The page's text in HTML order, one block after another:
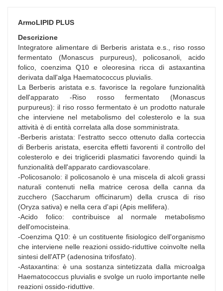
ArmoLIPID PLUS
Descrizione
Integratore alimentare di Berberis aristata e.s., riso rosso
fermentato (Monascus purpureus), policosanoli, acido
folico, coenzima Q10 e oleoresina ricca di astaxantina
derivata dall'alga Haematococcus pluvialis.
La Berberis aristata e.s. favorisce la regolare funzionalità
dell'apparato -Riso rosso fermentato (Monascus
purpureus): il riso rosso fermentato è un prodotto naturale
che interviene nel metabolismo del colesterolo e la sua
attività è di entità correlata alla dose somministrata.
-Berberis aristata: l'estratto secco ottenuto dalla corteccia
di Berberis aristata, esercita effetti favorenti il controllo del
colesterolo e dei trigliceridi plasmatici favorendo quindi la
funzionalità dell'apparato cardiovascolare.
-Policosanolo: il policosanolo è una miscela di alcoli grassi
naturali contenuti nella matrice cerosa della canna da
zucchero (Saccharum officinarum) della crusca di riso
(Oryza sativa) e nella cera d'api (Apis mellifera).
-Acido folico: contribuisce al normale metabolismo
dell'omocisteina.
-Coenzima Q10: è un costituente fisiologico dell'organismo
che interviene nelle reazioni ossido-riduttive coinvolte nella
sintesi dell'ATP (adenosina trifosfato).
-Astaxantina: è una sostanza sintetizzata dalla microalga
Haematococcus pluvialis e svolge un ruolo importante nelle
reazioni ossido-riduttive.